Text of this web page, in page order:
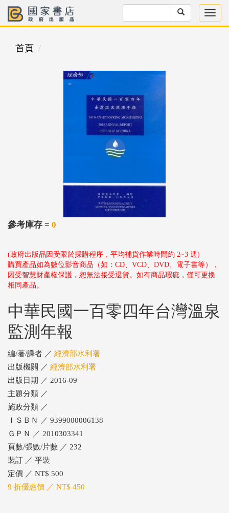
首頁
參考庫存 = 0
(政府出版品因受限於採購程序，平均補貨作業時間約 2~3 週)
購買產品如為數位影音商品（如：CD、VCD、DVD、電子書等），
因受智慧財產權保護，恕無法接受退貨。如有商品瑕疵，僅可更換
相同產品。
中華民國一百零四年台灣溫泉
監測年報
編/著/譯者 ／ 經濟部水利署
出版機關 ／ 經濟部水利署
出版日期 ／ 2016-09
主題分類 ／
施政分類 ／
ＩＳＢＮ ／ 9399000006138
ＧＰＮ ／ 2010303341
頁數/張數/片數 ／ 232
裝訂 ／ 平裝
定價 ／ NT$ 500
9 折優惠價 ／ NT$ 450